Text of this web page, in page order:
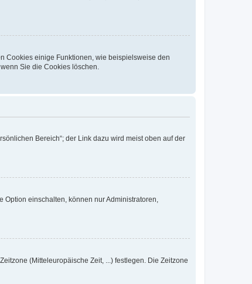
Cookies einige Funktionen, wie beispielsweise den
Sie die Cookies löschen.
Bereich“; der Link dazu wird meist oben auf der
Option einschalten, können nur Administratoren,
(Mitteleuropäische Zeit, ...) festlegen. Die Zeitzone